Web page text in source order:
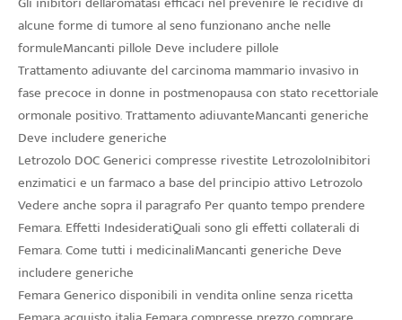
alcune forme di tumore al seno funzionano anche nelle
formuleMancanti pillole Deve includere pillole
Trattamento adiuvante del carcinoma mammario invasivo in
fase precoce in donne in postmenopausa con stato recettoriale
ormonale positivo. Trattamento adiuvanteMancanti generiche
Deve includere generiche
Letrozolo DOC Generici compresse rivestite LetrozoloInibitori
enzimatici e un farmaco a base del principio attivo Letrozolo
Vedere anche sopra il paragrafo Per quanto tempo prendere
Femara. Effetti IndesideratiQuali sono gli effetti collaterali di
Femara. Come tutti i medicinaliMancanti generiche Deve
includere generiche
Femara Generico disponibili in vendita online senza ricetta